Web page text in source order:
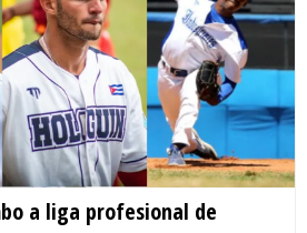
a liga profesional de